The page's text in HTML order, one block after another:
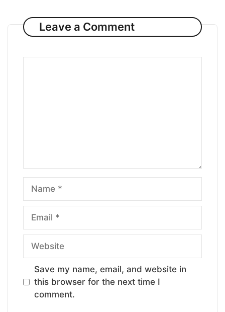
Leave a Comment
Name
Email
Website
Save my name, email, and website in
this browser for the next time I
comment.